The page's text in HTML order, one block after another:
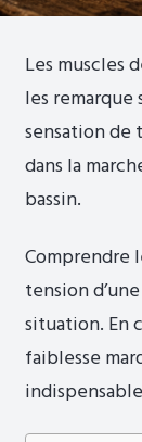
Les muscles
les remarque
sensation
dans la
bassin.
Comprendre
tension
situation. En
faiblesse